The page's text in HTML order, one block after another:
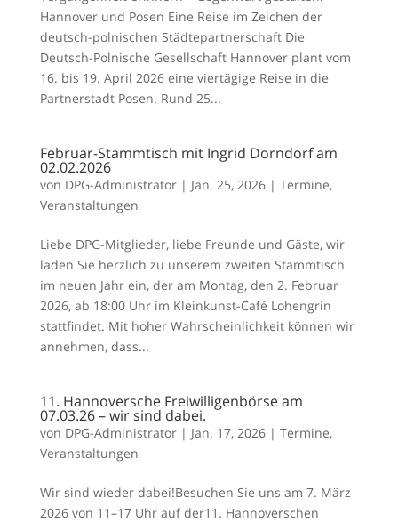
Hannover und Posen Eine Reise im Zeichen der
deutsch-polnischen Städtepartnerschaft Die
Deutsch-Polnische Gesellschaft Hannover plant vom
16. bis 19. April 2026 eine viertägige Reise in die
Partnerstadt Posen. Rund 25...
Februar-Stammtisch mit Ingrid Dorndorf am
02.02.2026
von DPG-Administrator| Jan. 25, 2026| Termine,
Veranstaltungen
Liebe DPG-Mitglieder, liebe Freunde und Gäste, wir
laden Sie herzlich zu unserem zweiten Stammtisch
im neuen Jahr ein, der am Montag, den 2. Februar
2026, ab 18:00 Uhr im Kleinkunst-Café Lohengrin
stattfindet. Mit hoher Wahrscheinlichkeit können wir
annehmen, dass...
11. Hannoversche Freiwilligenbörse am
07.03.26 – wir sind dabei.
von DPG-Administrator| Jan. 17, 2026| Termine,
Veranstaltungen
Wir sind wieder dabei!Besuchen Sie uns am 7. März
2026 von 11–17 Uhr auf der11. Hannoverschen